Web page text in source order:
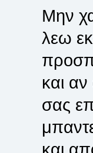
Mην
λεω
και
σας